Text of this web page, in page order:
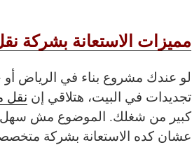
مميزات الاستعانة بشركة
لو عندك مشروع بناء في الرياض
تجديدات في البيت، هتلاقي إن نقل
كبير من شغلك. الموضوع مش سهل
عشان كده الاستعانة بشركة